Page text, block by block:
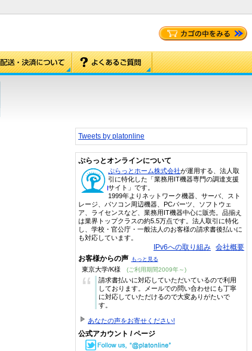
Tweets by platonline
ぷらっとオンラインについて
ぷらっとホーム株式会社が運用する、法人取
引に特化した「業務用IT機器専門の調達支援
サイト」です。
1999年よりネットワーク機器、サーバ、スト
レージ、パソコン周辺機器、PCパーツ、ソフトウェ
ア、ライセンスなど、業務用IT機器中心に販売。品揃え
は業界トップクラスの約5.5万点です。法人取引に特化
し、学校・官公庁・一般法人のお客様の請求書後払いに
も対応しています。
IPv6への取り組み 会社概要
お客様からの声 もっと見る
東京大学/K様 (ご利用期間2009年～)
“
請求書払いに対応していただいているので利用
しております。メールでの問い合わせにも丁寧
に対応していただけるので大変ありがたいで
す。
あなたの声をお寄せください!
公式アカウント / ページ